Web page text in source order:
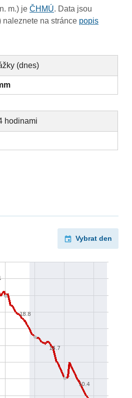
m.) jeČHMÚ. Data jsou
naleznete na stránce popis
(dnes)
hodinami
Vybrat den